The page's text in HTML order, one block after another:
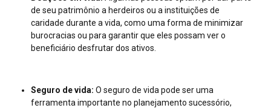
de seu patrimônio a herdeiros ou a instituições de
caridade durante a vida, como uma forma de minimizar
burocracias ou para garantir que eles possam ver o
beneficiário desfrutar dos ativos.
Seguro de vida: O seguro de vida pode ser uma
ferramenta importante no planejamento sucessório,